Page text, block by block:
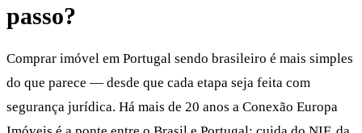
passo?
Comprar imóvel em Portugal sendo brasileiro é mais simples
do que parece — desde que cada etapa seja feita com
segurança jurídica. Há mais de 20 anos a Conexão Europa